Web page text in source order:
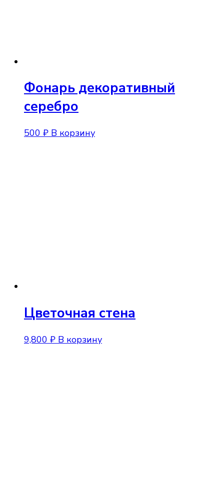
Фонарь декоративный
серебро
500 ₽ В корзину
Цветочная стена
9,800 ₽ В корзину